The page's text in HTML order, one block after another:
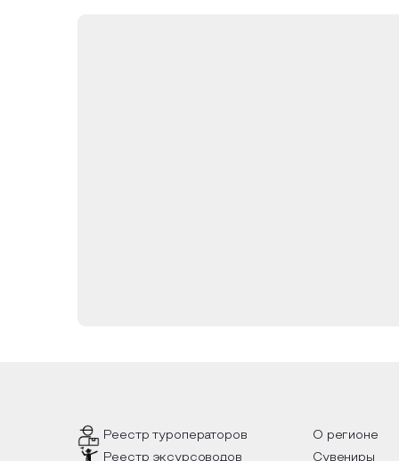
Реестр туроператоров О регионе
Реестр эксурсоводов
Сувениры